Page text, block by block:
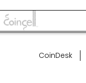
CoinDesk